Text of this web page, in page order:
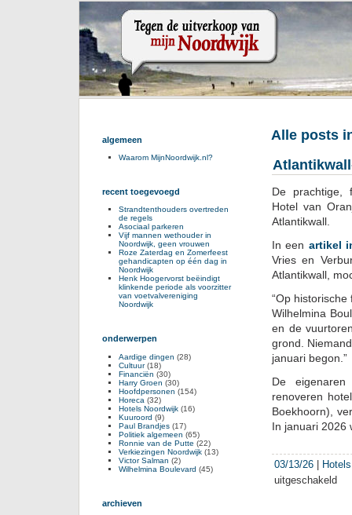
Alle posts
De prachtige,
Hotel van
Atlantikwall.
In een artikel
Vries en
Atlantikwall,
“Op
Wilhelmina
en de
grond.
januari begon.”
De
renoveren
Boekhoorn),
In januari 2026
03/13/26 |
uitgeschakeldvoor
algemeen
Waarom MijnNoordwijk.nl?
recent toegevoegd
Strandtenthouders overtreden
de regels
Asociaal parkeren
Vijf mannen wethouder in
Noordwijk, geen vrouwen
Roze Zaterdag en Zomerfeest
gehandicapten op één dag in
Noordwijk
Henk Hoogervorst beëindigt
klinkende periode als voorzitter
van voetvalvereniging
Noordwijk
onderwerpen
Aardige dingen (28)
Cultuur(18)
Financiën (30)
Harry Groen (30)
Hoofdpersonen (154)
Horeca (32)
Hotels Noordwijk (16)
Kuuroord (9)
Paul Brandjes (17)
Politiek algemeen (65)
Ronnie van de Putte (22)
Verkiezingen Noordwijk (13)
Victor Salman (2)
Wilhelmina Boulevard (45)
archieven